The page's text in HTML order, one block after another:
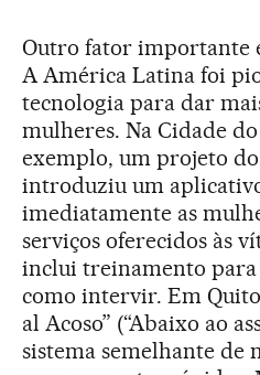
Outro fator importante
A América Latina foi
tecnologia para dar
mulheres. Na Cidade
exemplo, um projeto
introduziu um
imediatamente as
serviços oferecidos às
inclui treinamento para
como intervir. Em
al Acoso” (“Abaixo ao
sistema semelhante de